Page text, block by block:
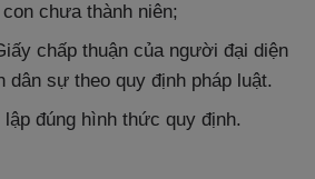
chưa thành niên;
chấp thuận của người đại diện
sự theo quy định pháp luật.
đúng hình thức quy định.